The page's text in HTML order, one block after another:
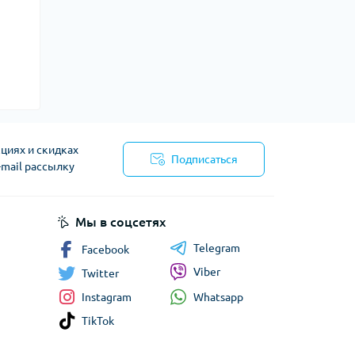
и скидках
рассылку
Подписаться
Мы в соцсетях
Facebook
Twitter
Instagram
TikTok
Telegram
Viber
Whatsapp